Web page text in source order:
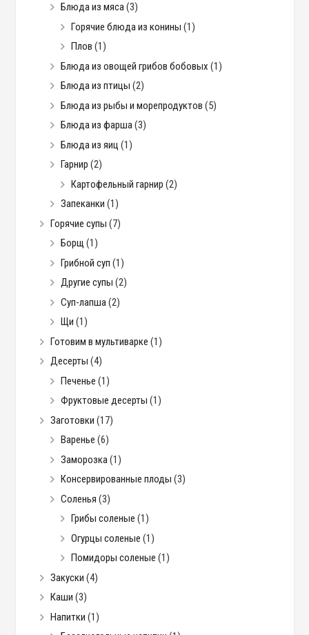
Блюда из мяса(3)
Горячие блюда из конины (1)
Плов (1)
Блюда из овощей грибов бобовых (1)
Блюда из птицы (2)
Блюда из рыбы и морепродуктов (5)
Блюда из фарша(3)
Блюда из яиц (1)
Гарнир (2)
Картофельный гарнир (2)
Запеканки (1)
Горячие супы (7)
Борщ (1)
Грибной суп (1)
Другие супы (2)
Суп-лапша(2)
Щи (1)
Готовим в мультиварке (1)
Десерты (4)
Печенье (1)
Фруктовые десерты (1)
Заготовки (17)
Варенье (6)
Заморозка(1)
Консервированные плоды (3)
Соленья (3)
Грибы соленые (1)
Огурцы соленые (1)
Помидоры соленые (1)
Закуски (4)
Каши (3)
Напитки (1)